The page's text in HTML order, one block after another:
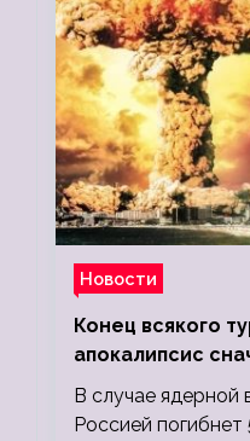
Новости
Конец всякого
апокалипсис
миллионов, а
людей
В случае
Россией